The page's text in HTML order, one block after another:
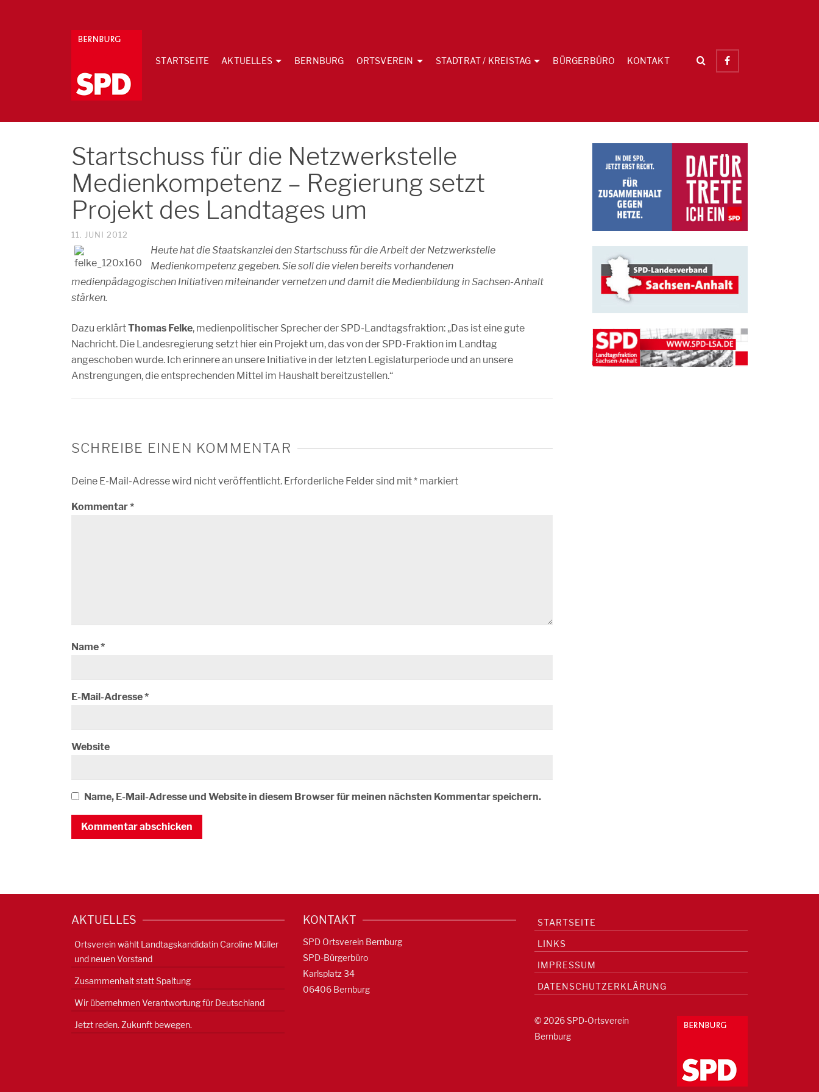
STARTSEITE AKTUELLES BERNBURG ORTSVEREIN STADTRAT / KREISTAG BÜRGERBÜRO KONTAKT
Startschuss für die Netzwerkstelle
Medienkompetenz – Regierung setzt
Projekt des Landtages um
11. JUNI 2012
Heute hat die Staatskanzlei den Startschuss für die Arbeit der Netzwerkstelle
Medienkompetenz gegeben. Sie soll die vielen bereits vorhandenen
medienpädagogischen Initiativen miteinander vernetzen und damit die Medienbildung in Sachsen-Anhalt
stärken.
Dazu erklärtThomas Felke, medienpolitischer Sprecher der SPD-Landtagsfraktion: „Das ist eine gute
Nachricht. Die Landesregierung setzt hier ein Projekt um, das von der SPD-Fraktion im Landtag
angeschoben wurde. Ich erinnere an unsere Initiative in der letzten Legislaturperiode und an unsere
Anstrengungen, die entsprechenden Mittel im Haushalt bereitzustellen.“
SCHREIBE EINEN KOMMENTAR
Deine E-Mail-Adresse wird nicht veröffentlicht. Erforderliche Felder sind mit* markiert
Kommentar*
Name*
E-Mail-Adresse*
Website
Name, E-Mail-Adresse und Website in diesem Browser für meinen nächsten Kommentar speichern.
AKTUELLES
Ortsverein wählt Landtagskandidatin Caroline Müller
und neuen Vorstand
Zusammenhalt statt Spaltung
Wir übernehmen Verantwortung für Deutschland
Jetzt reden. Zukunft bewegen.
KONTAKT
SPD Ortsverein Bernburg
SPD-Bürgerbüro
Karlsplatz 34
06406 Bernburg
STARTSEITE
LINKS
IMPRESSUM
DATENSCHUTZERKLÄRUNG
© 2026 SPD-Ortsverein
Bernburg